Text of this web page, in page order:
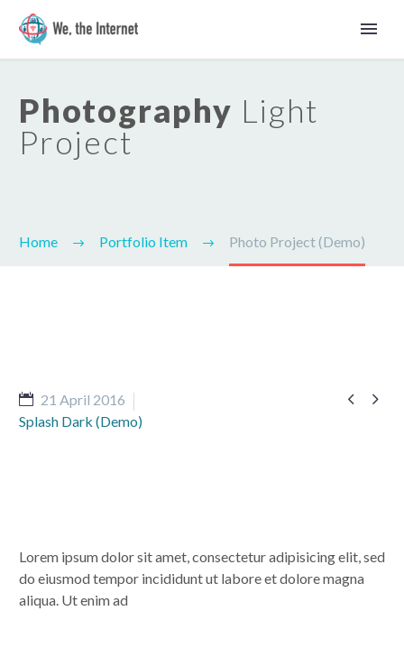
Photography Light
Project
Home Portfolio Item Photo Project (Demo)
 
21 April 2016
Splash Dark (Demo)
Lorem ipsum dolor sit amet, consectetur adipisicing elit, sed
do eiusmod tempor incididunt ut labore et dolore magna
aliqua. Ut enim ad